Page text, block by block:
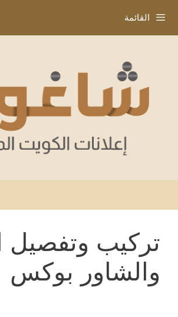
إلى
المحتوى
القائمة
تركيب وتفصيل
والشاور بوكس